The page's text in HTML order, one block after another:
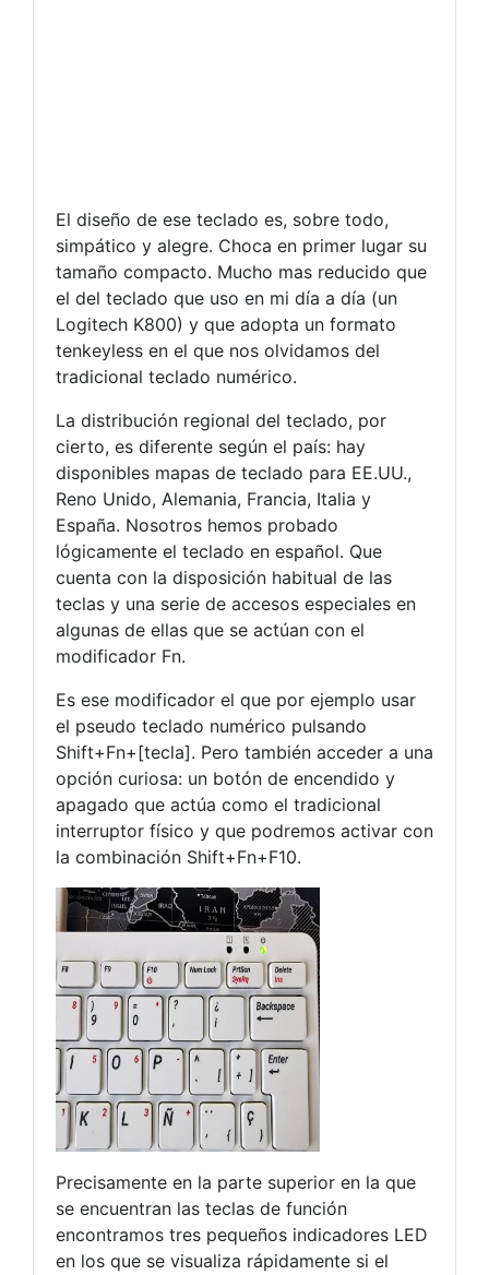
El diseño de ese teclado es, sobre todo,
simpático y alegre. Choca en primer lugar su
tamaño compacto. Mucho mas reducido que
el del teclado que uso en mi día a día (un
Logitech K800) y que adopta un formato
tenkeyless en el que nos olvidamos del
tradicional teclado numérico.
La distribución regional del teclado, por
cierto, es diferente según el país: hay
disponibles mapas de teclado para EE.UU.,
Reno Unido, Alemania, Francia, Italia y
España. Nosotros hemos probado
lógicamente el teclado en español. Que
cuenta con la disposición habitual de las
teclas y una serie de accesos especiales en
algunas de ellas que se actúan con el
modificador Fn.
Es ese modificador el que por ejemplo usar
el pseudo teclado numérico pulsando
Shift+Fn+[tecla]. Pero también acceder a una
opción curiosa: un botón de encendido y
apagado que actúa como el tradicional
interruptor físico y que podremos activar con
la combinación Shift+Fn+F10.
Precisamente en la parte superior en la que
se encuentran las teclas de función
encontramos tres pequeños indicadores LED
en los que se visualiza rápidamente si el